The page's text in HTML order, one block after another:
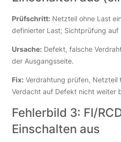
Prüfschritt: Netzteil ohne Last
definierter Last; Sichtprüfung auf
Ursache: Defekt, falsche
der Ausgangsseite.
Fix: Verdrahtung prüfen, Netzteil
Verdacht auf Defekt nicht weiter
Fehlerbild 3: FI/
Einschalten aus